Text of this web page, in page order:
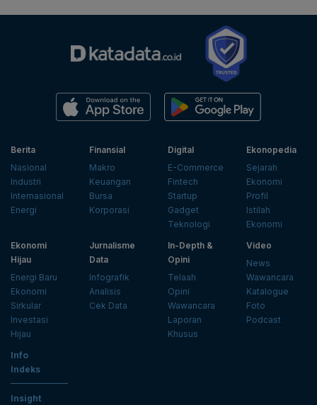
Berita
Nasional
Industri
Internasional
Energi
Finansial
Makro
Keuangan
Bursa
Korporasi
Digital
E-Commerce
Fintech
Startup
Gadget
Teknologi
Ekonopedia
Sejarah
Ekonomi
Profil
Istilah
Ekonomi
Ekonomi
Hijau
Energi Baru
Ekonomi
Sirkular
Investasi
Hijau
Jurnalisme
Data
Infografik
Analisis
Cek Data
In-Depth &
Opini
Telaah
Opini
Wawancara
Laporan
Khusus
Video
News
Wawancara
Katalogue
Foto
Podcast
Info
Indeks
Insight